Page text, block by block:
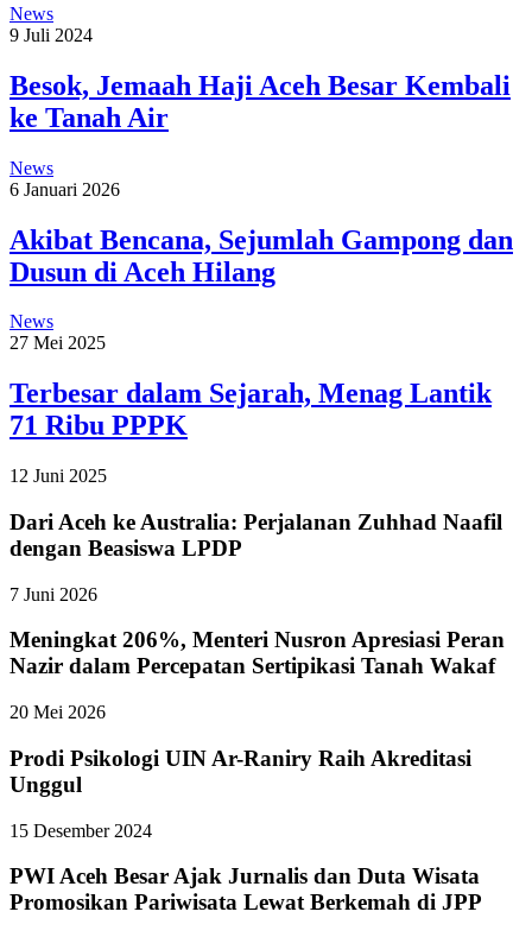
News
9 Juli 2024
Besok, Jemaah Haji Aceh Besar Kembali
ke Tanah Air
News
6 Januari 2026
Akibat Bencana, Sejumlah Gampong dan
Dusun di Aceh Hilang
News
27 Mei 2025
Terbesar dalam Sejarah, Menag Lantik
71 Ribu PPPK
12 Juni 2025
Dari Aceh ke Australia: Perjalanan Zuhhad Naafil
dengan Beasiswa LPDP
7 Juni 2026
Meningkat 206%, Menteri Nusron Apresiasi Peran
Nazir dalam Percepatan Sertipikasi Tanah Wakaf
20 Mei 2026
Prodi Psikologi UIN Ar-Raniry Raih Akreditasi
Unggul
15 Desember 2024
PWI Aceh Besar Ajak Jurnalis dan Duta Wisata
Promosikan Pariwisata Lewat Berkemah di JPP